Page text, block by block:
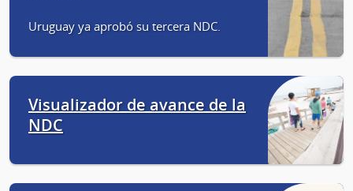
Uruguay ya aprobó su tercera NDC.
Visualizador de avance de la
NDC